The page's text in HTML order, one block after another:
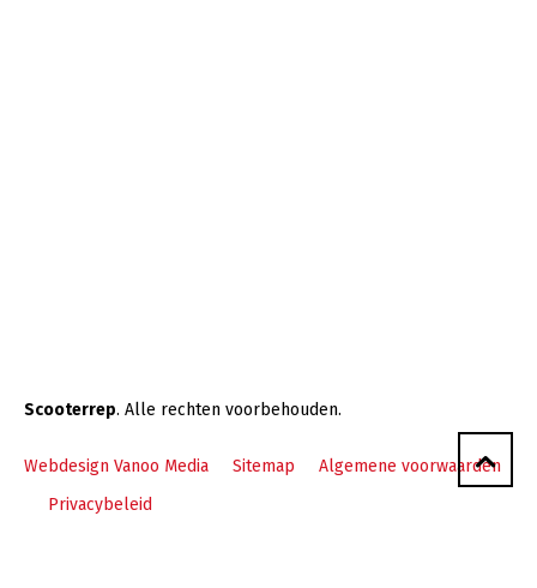
Scooterrep. Alle rechten voorbehouden.
Webdesign Vanoo Media Sitemap
Algemene voorwaarden
Privacybeleid